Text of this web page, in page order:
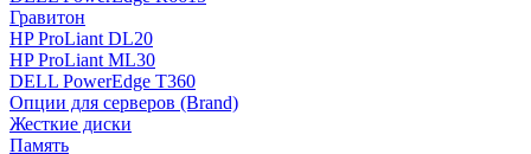
Гравитон
HP ProLiant DL20
HP ProLiant ML30
DELL PowerEdge T360
Опции для серверов (Brand)
Жесткие диски
Память